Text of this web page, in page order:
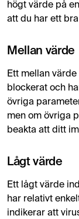
högt värde på
att du har ett
Mellan värde
Ett mellan
blockerat och
övriga
men om övriga
beakta att ditt
Lågt värde
Ett lågt värde
har relativt
indikerar att